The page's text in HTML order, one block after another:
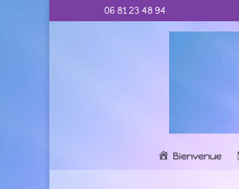
06 81 23 48 94
Bienvenue